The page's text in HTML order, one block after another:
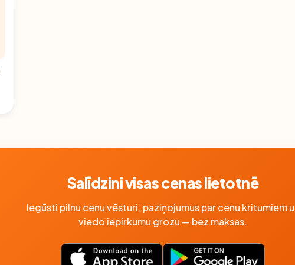
Salīdzini visas cenas lietotnē
Iegūsti pilnu cenu vēsturi, paziņojumus par cenu kritumiem
viedo iepirkumu grozu — bez maksas.